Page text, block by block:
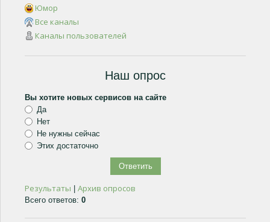
Юмор
Все каналы
Каналы пользователей
Наш опрос
Вы хотите новых сервисов на сайте
Да
Нет
Не нужны сейчас
Этих достаточно
Результаты Архив опросов
Всего ответов: 0